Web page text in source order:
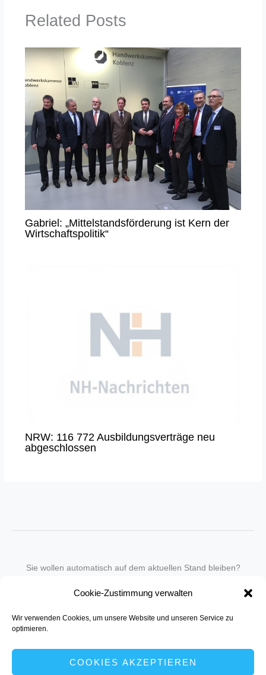
Cookie-Zustimmung verwalten
Wir verwenden Cookies, um unsere Website und unseren Service zu
optimieren.
COOKIES AKZEPTIEREN
Related Posts
Gabriel: „Mittelstandsförderung ist Kern der
Wirtschaftspolitik“
NRW: 116 772 Ausbildungsverträge neu
abgeschlossen
Sie wollen automatisch auf dem aktuellen Stand bleiben?
in unseren Newsletter-Service auf.
Senden Sie für ein Angebot einfach eine